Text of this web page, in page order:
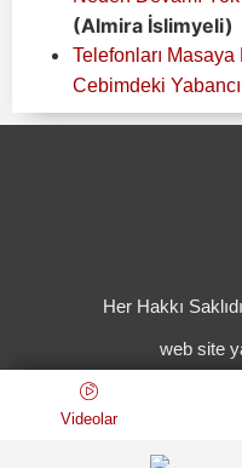
(Almira İslimyeli)
Telefonları
Cebimdeki
Her Hakkı
web site
Videolar